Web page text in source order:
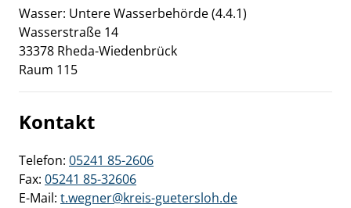
Wasser: Untere Wasserbehörde (4.4.1)
Wasserstraße 14
33378 Rheda-Wiedenbrück
Raum 115
Kontakt
Telefon: 05241 85-2606
Fax: 05241 85-32606
E-Mail: t.wegner@kreis-guetersloh.de